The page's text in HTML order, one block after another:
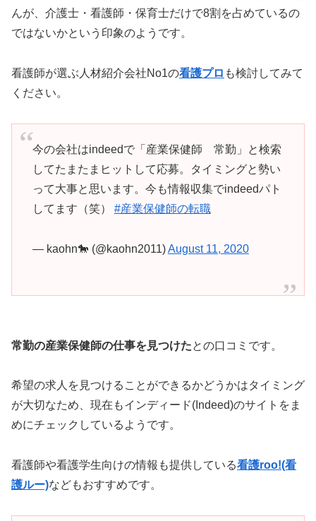
んが、介護士・看護師・保育士だけで8割を占めているの
ではないかという印象のようです。
看護師が選ぶ人材紹介会社No1の看護プロ も検討してみて
ください。
今の会社はindeedで「産業保健師 常勤」と検索
してたまたまヒットして応募。タイミングと勢い
って大事と思います。今も情報収集でindeedパト
してます（笑） #産業保健師の転職
— kaohn🐎 (@kaohn2011)August 11, 2020
常勤の産業保健師の仕事を見つけたとの口コミです。
希望の求人を見つけることができるかどうかはタイミング
が大切なため、現在もインディード(Indeed)のサイトをま
めにチェックしているようです。
看護師や看護学生向けの情報も提供している看護roo!(看
護ルー)などもおすすめです。